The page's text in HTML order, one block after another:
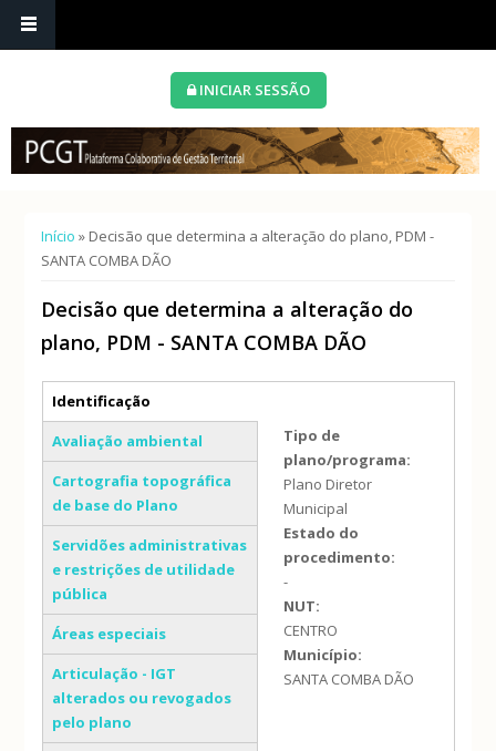
INICIAR SESSÃO
Está aqui
Início » Decisão que determina a alteração do plano, PDM -
SANTA COMBA DÃO
Decisão que determina a alteração do
plano, PDM - SANTA COMBA DÃO
Separadores verticais
Identificação
(separador ativo)
Avaliação ambiental
Cartografia topográfica
de base do Plano
Servidões administrativas
e restrições de utilidade
pública
Áreas especiais
Articulação - IGT
alterados ou revogados
pelo plano
Tipo de
plano/programa:
Plano Diretor
Municipal
Estado do
procedimento:
-
NUT:
CENTRO
Município:
SANTA COMBA DÃO